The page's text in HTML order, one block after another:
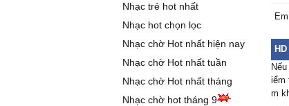
Nhạc trẻ hot nhất
Nhạc hot chọn lọc
Nhạc chờ Hot nhất hiện nay
Nhạc chờ Hot nhất tuần
Nhạc chờ Hot nhất tháng
Nhạc chờ hot tháng 9
iểm
m